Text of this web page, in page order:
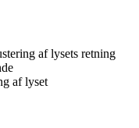
af lysets retning
af lyset